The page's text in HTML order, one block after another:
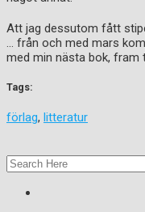
Att jag dessutom fått
… från och med mars
med min nästa bok, fram
Tags:
förlag, litteratur
Search
for: